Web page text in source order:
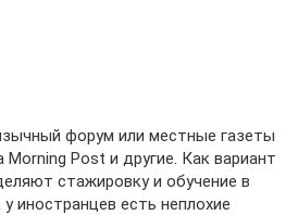
форум или местные газеты
Morning Post и другие. Как вариант
стажировку и обучение в
иностранцев есть неплохие